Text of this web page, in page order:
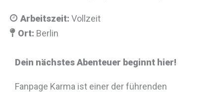
Arbeitszeit: Vollzeit
Ort: Berlin
Dein nächstes Abenteuer beginnt hier!
Fanpage Karma ist einer der führenden